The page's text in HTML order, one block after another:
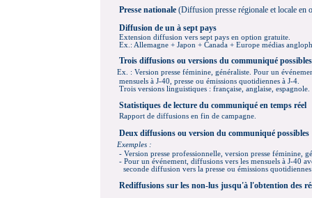
Presse nationale (Diffusion presse régionale et locale en
Diffusion de un à sept pays
Extension diffusion vers sept pays en option gratuite
Ex.: Allemagne + Japon + Canada + Europe médias
Trois diffusions ou versions du communiqué possibles
Ex. : Version presse féminine, généraliste. Pour un
mensuels à J-40, presse ou émissions quotidiennes à J-4.
Trois versions linguistiques : française, anglaise, espagnole.
Statistiques de lecture du communiqué en temps réel
Rapport de diffusions en fin de campagne.
Deux diffusions ou version du communiqué possibles
Exemples :
- Version presse professionnelle, version presse féminine,
- Pour un événement, diffusions vers les mensuels à J-40
seconde diffusion vers la presse ou émissions quotidiennes
Rediffusions sur les non-lus jusqu'à l'obtention des